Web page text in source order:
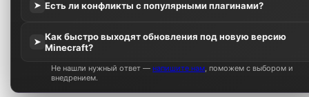
➤ Есть ли конфликты с популярными плагинами?
➤ Как быстро выходят обновления под новую версию
Minecraft?
Не нашли нужный ответ —напишите нам , поможем с выбором и
внедрением.